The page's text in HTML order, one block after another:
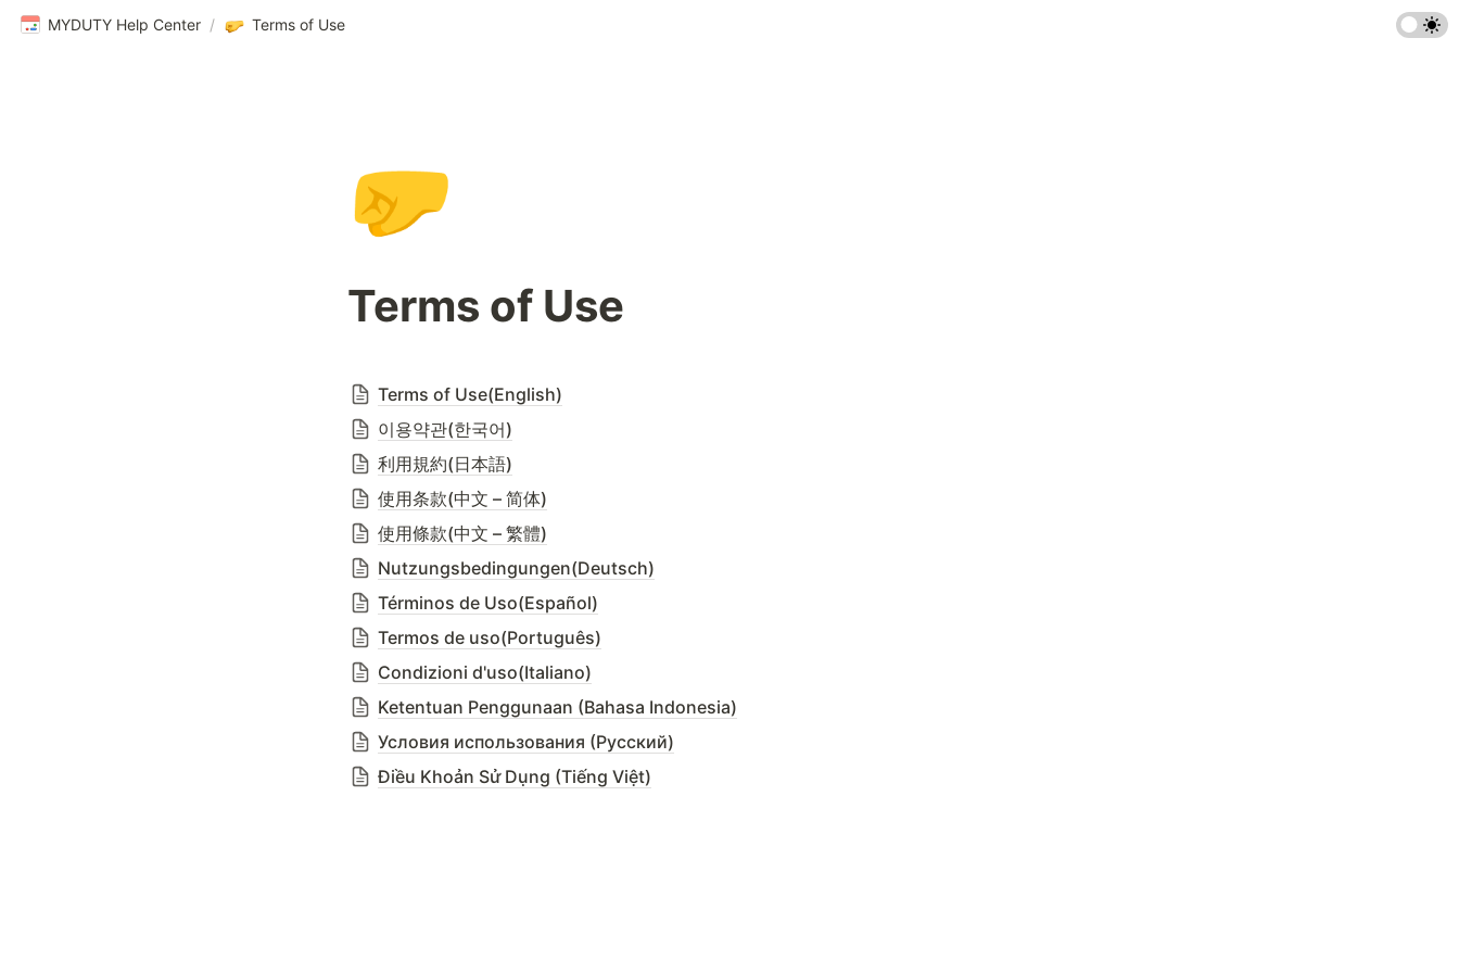
MYDUTY Help Center / Terms of Use
🤛
Terms of Use
Terms of Use(English)
이용약관(한국어)
利用規約(日本語)
使用条款(中文 – 简体)
使用條款(中文 – 繁體)
Nutzungsbedingungen(Deutsch)
Términos de Uso(Español)
Termos de uso(Português)
Condizioni d'uso(Italiano)
Ketentuan Penggunaan (Bahasa Indonesia)
Условия использования (Русский)
Điều Khoản Sử Dụng (Tiếng Việt)